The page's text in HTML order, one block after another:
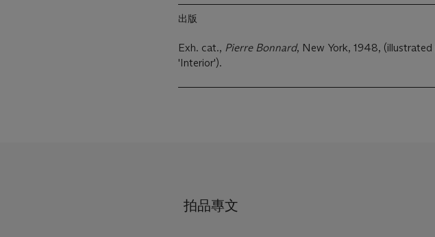
出版
Exh. cat., Pierre Bonnard, New York, 1948,
'Interior').
拍品專文